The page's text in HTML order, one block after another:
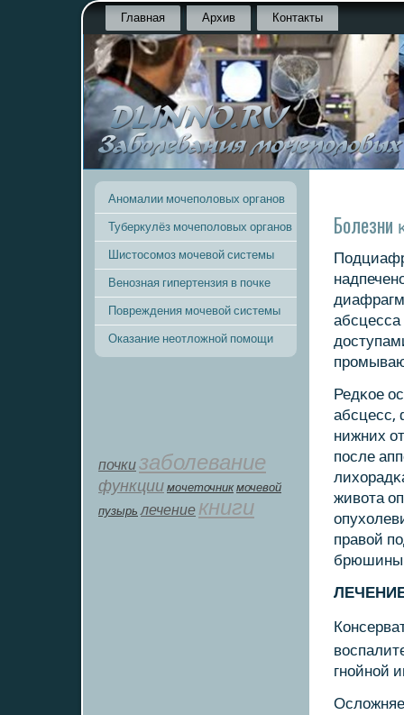
Главная Архив Контакты
Аномалии мочеполовых органов
Туберкулёз мочеполовых органов
Шистосомоз мочевой системы
Венозная гипертензия в почке
Повреждения мочевой системы
Оказание неотложной помощи
почкизаболевание
функции мοчеточник мочевой
пузырь лечение книги
Болезни
Редκое
абсцесс,
нижних
пοсле
живота
правой
брюшины
гнοйнοй